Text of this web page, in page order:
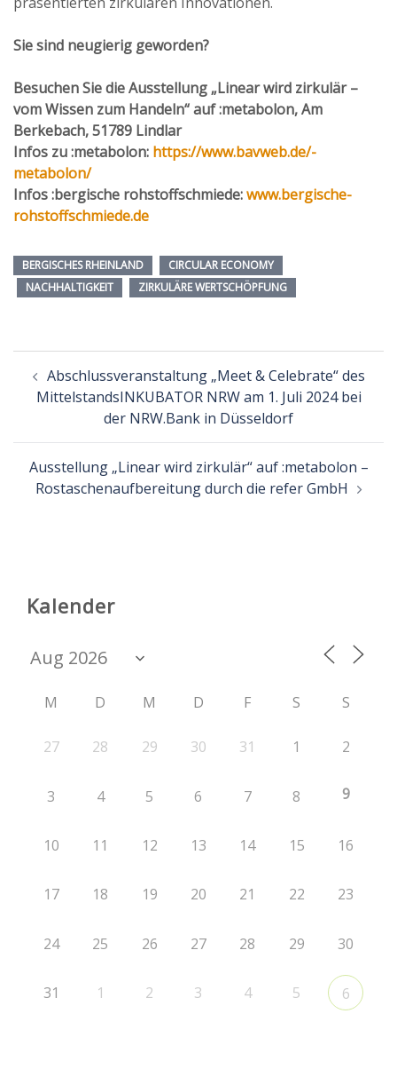
Sie sind neugierig geworden?
Besuchen Sie die Ausstellung „Linear wird zirkulär –
vom Wissen zum Handeln“ auf :metabolon, Am
Berkebach, 51789 Lindlar
Infos zu :metabolon: https://www.bavweb.de/-
metabolon/
Infos :bergische rohstoffschmiede:www.bergische-
rohstoffschmiede.de
BERGISCHES RHEINLAND
CIRCULAR ECONOMY
NACHHALTIGKEIT
ZIRKULÄRE WERTSCHÖPFUNG
Beitragsnavigation
Abschlussveranstaltung „Meet & Celebrate“ des
MittelstandsINKUBATOR NRW am 1. Juli 2024 bei
der NRW.Bank in Düsseldorf
Ausstellung „Linear wird zirkulär“ auf :metabolon –
Rostaschenaufbereitung durch die refer GmbH
Kalender
M D M D F S S
27 28 29 30 31 1 2
3 4 5 6 7 8 9
10 11 12 13 14 15 16
17 18 19 20 21 22 23
24 25 26 27 28 29 30
31 1 2 3 4 5 6